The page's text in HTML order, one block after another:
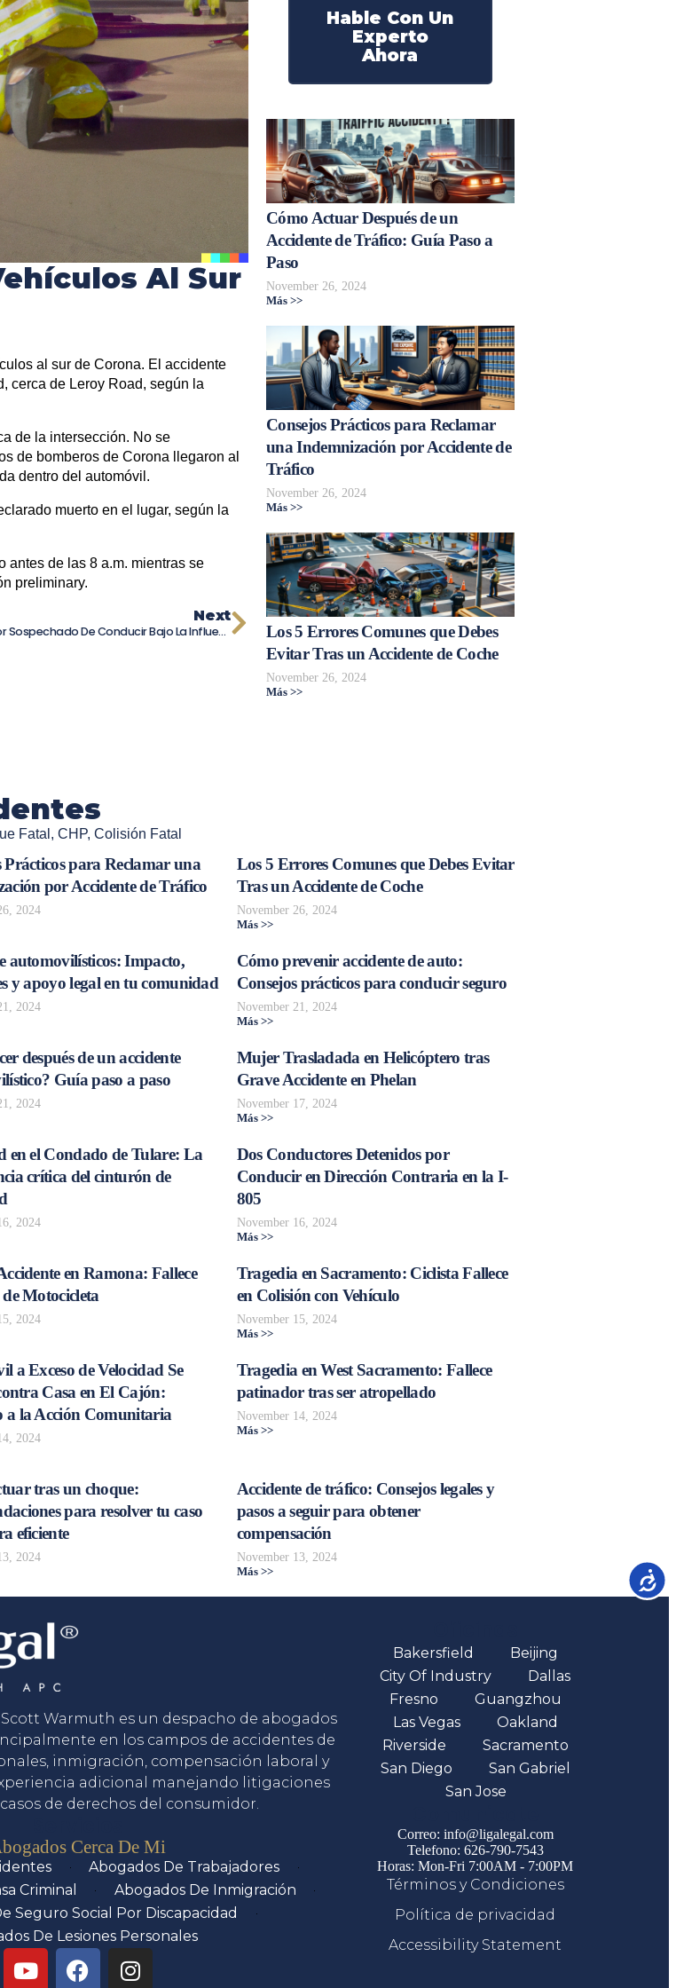
Al Sur
al sur de Corona. El accidente
cerca de Leroy Road, según la
de la intersección. No se
de bomberos de Corona llegaron al
dentro del automóvil.
muerto en el lugar, según la
antes de las 8 a.m. mientras se
preliminary.
Next
Conductor Sospechado De Conducir Bajo La Influencia De Drogas En Accidente Mortal
Hable Con Un
Experto
Ahora
Cómo Actuar Después de un
Accidente de Tráfico: Guía Paso a
Paso
November 26, 2024
Más >>
Consejos Prácticos para Reclamar
una Indemnización por Accidente de
Tráfico
November 26, 2024
Más >>
Los 5 Errores Comunes que Debes
Evitar Tras un Accidente de Coche
November 26, 2024
Más >>
Fatal , CHP, Colisión Fatal
Prácticos para Reclamar una
por Accidente de Tráfico
2024
Los 5 Errores Comunes que Debes Evitar
Tras un Accidente de Coche
November 26, 2024
Más >>
automovilísticos: Impacto,
y apoyo legal en tu comunidad
2024
Cómo prevenir accidente de auto:
Consejos prácticos para conducir seguro
November 21, 2024
Más >>
después de un accidente
Guía paso a paso
2024
Mujer Trasladada en Helicóptero tras
Grave Accidente en Phelan
November 17, 2024
Más >>
en el Condado de Tulare: La
crítica del cinturón de
2024
Dos Conductores Detenidos por
Conducir en Dirección Contraria en la I-
805
November 16, 2024
Más >>
en Ramona: Fallece
Motocicleta
2024
Tragedia en Sacramento: Ciclista Fallece
en Colisión con Vehículo
November 15, 2024
Más >>
a Exceso de Velocidad Se
Casa en El Cajón:
a la Acción Comunitaria
2024
Tragedia en West Sacramento: Fallece
patinador tras ser atropellado
November 14, 2024
Más >>
tras un choque:
para resolver tu caso
eficiente
2024
Accidente de tráfico: Consejos legales y
pasos a seguir para obtener
compensación
November 13, 2024
Más >>
Warmuth es un despacho de abogados
en los campos de accidentes de
inmigración, compensación laboral y
adicional manejando litigaciones
de derechos del consumidor.
Cerca De Mi
Abogados De Trabajadores
Criminal
Abogados De Inmigración
Seguro Social Por Discapacidad
De Lesiones Personales
Bakersfield
Beijing
City Of Industry
Dallas
Fresno
Guangzhou
Las Vegas
Oakland
Riverside
Sacramento
San Diego
San Gabriel
San Jose
Correo: info@ligalegal.com
Telefono: 626-790-7543
Horas: Mon-Fri 7:00AM - 7:00PM
Términos y Condiciones
Política de privacidad
Accessibility Statement